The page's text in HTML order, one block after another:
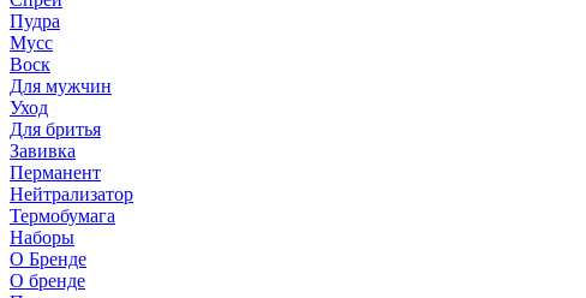
Пудра
Мусс
Воск
Для мужчин
Уход
Для бритья
Завивка
Перманент
Нейтрализатор
Термобумага
Наборы
О Бренде
О бренде